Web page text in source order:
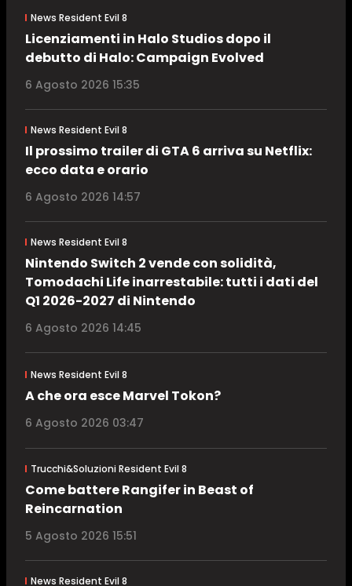
News Resident Evil 8
Licenziamenti in Halo Studios dopo il
debutto di Halo: Campaign Evolved
6 Agosto 2026 15:35
News Resident Evil 8
Il prossimo trailer di GTA 6 arriva su Netflix:
ecco data e orario
6 Agosto 2026 14:57
News Resident Evil 8
Nintendo Switch 2 vende con solidità,
Tomodachi Life inarrestabile: tutti i dati del
Q1 2026-2027 di Nintendo
6 Agosto 2026 14:45
News Resident Evil 8
A che ora esce Marvel Tokon?
6 Agosto 2026 03:47
Trucchi&Soluzioni Resident Evil 8
Come battere Rangifer in Beast of
Reincarnation
5 Agosto 2026 15:51
News Resident Evil 8